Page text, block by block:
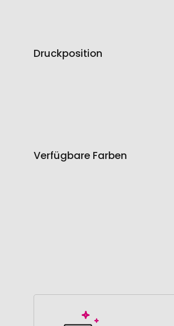
Druckposition
Verfügbare Farben